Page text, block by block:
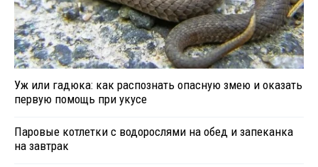
Уж или гадюка: как распознать опасную змею и оказать
первую помощь при укусе
Паровые котлетки с водорослями на обед и запеканка
на завтрак